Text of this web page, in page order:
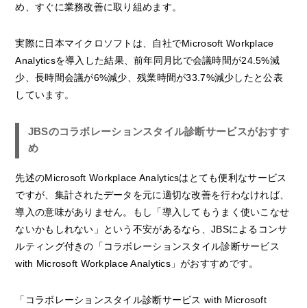
め、すぐに業務改善に取り組めます。
実際に日本マイクロソフトは、自社でMicrosoft Workplace
Analyticsを導入した結果、前年同月比で会議時間が24.5%減
少、長時間会議が6%減少、残業時間が33.7%減少したと公表
しています。
JBSのコラボレーションスタイル診断サービスがおすす
め
先述のMicrosoft Workplace Analyticsはとても便利なサービス
ですが、集計されたデータを元に適切な改善を行わなければ、
導入の意味がありません。もし「導入してもうまく使いこなせ
ないかもしれない」という不安があるなら、JBSによるコンサ
ルティング付きの「コラボレーションスタイル診断サービス
with Microsoft Workplace Analytics」がおすすめです。
「コラボレーションスタイル診断サービス with Microsoft